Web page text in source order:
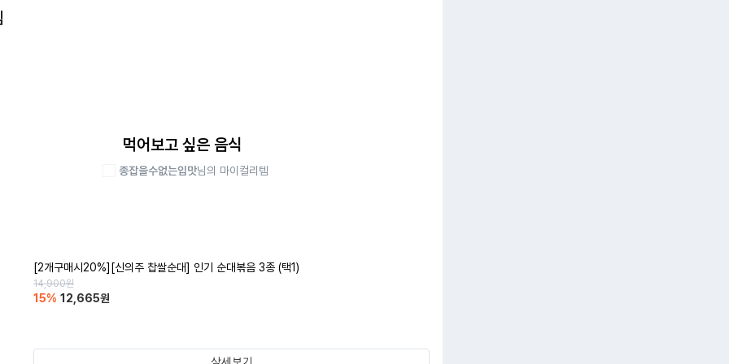
먹어보고 싶은 음식
종잡을수없는입맛님의 마이컬리템
[2개구매시20%][신의주 찹쌀순대] 인기 순대볶음 3종 (택1)
14,900원
15% 12,665원
상세보기